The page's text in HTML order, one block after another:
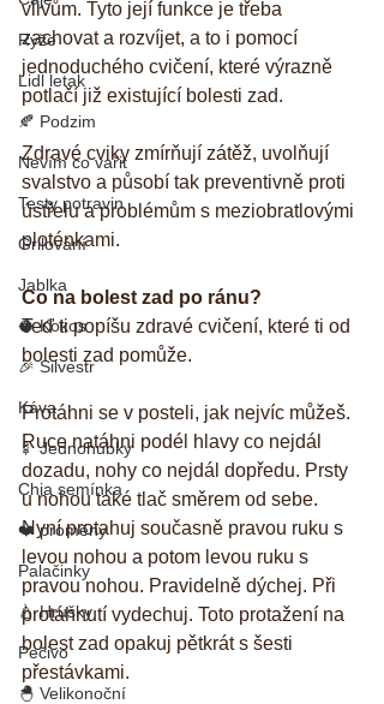
Rýže
Lidl letak
🍂 Podzim
Nevím co vařit
Testy potravin
Grilování
Jablka
🥥 Kokos
🎉 Silvestr
Káva
🍢 Jednohubky
Chia semínka
❤️ proměny
Palačinky
🍐 Hrušky
Pečivo
🐣 Velikonoční
vlivům. Tyto její funkce je třeba
zachovat a rozvíjet, a to i pomocí
jednoduchého cvičení, které výrazně
potlačí již existující bolesti zad.
Zdravé cviky zmírňují zátěž, uvolňují
svalstvo a působí tak preventivně proti
ústřelu a problémům s meziobratlovými
ploténkami.
Co na bolest zad po ránu?
Teď ti popíšu zdravé cvičení, které ti od
bolesti zad pomůže.
Protáhni se v posteli, jak nejvíc můžeš.
Ruce natáhni podél hlavy co nejdál
dozadu, nohy co nejdál dopředu. Prsty
u nohou také tlač směrem od sebe.
Nyní protahuj současně pravou ruku s
levou nohou a potom levou ruku s
pravou nohou. Pravidelně dýchej. Při
protáhnutí vydechuj. Toto protažení na
bolest zad opakuj pětkrát s šesti
přestávkami.